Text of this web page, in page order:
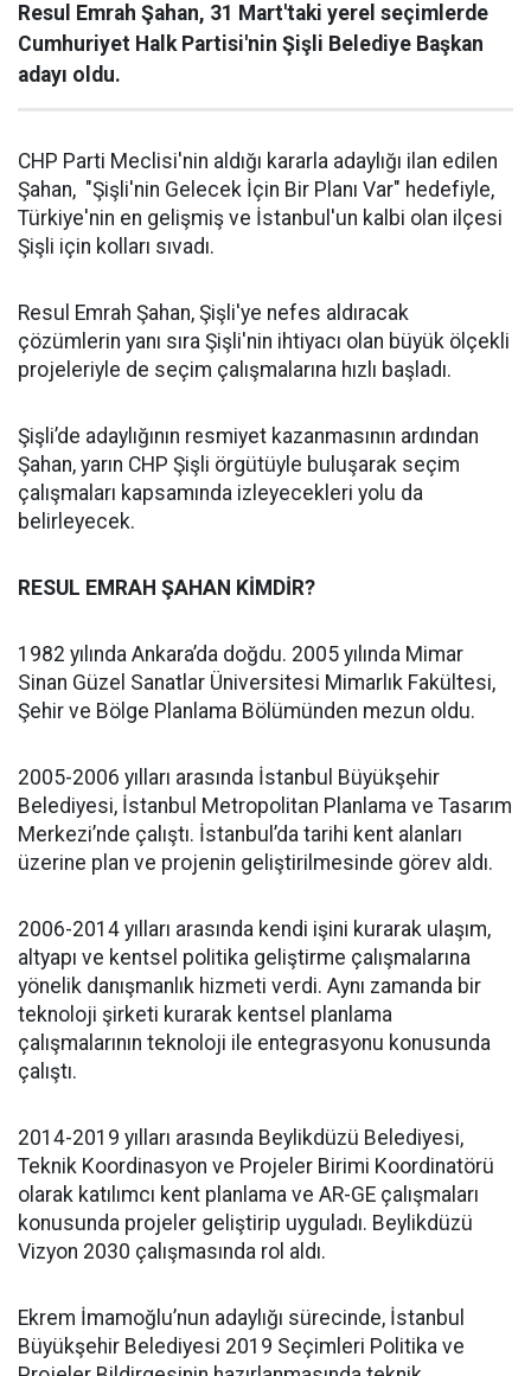
Resul Emrah Şahan, 31 Mart'taki yerel seçimlerde
Cumhuriyet Halk Partisi'nin Şişli Belediye Başkan
adayı oldu.
CHP Parti Meclisi'nin aldığı kararla adaylığı ilan edilen
Şahan, "Şişli'nin Gelecek İçin Bir Planı Var" hedefiyle,
Türkiye'nin en gelişmiş ve İstanbul'un kalbi olan ilçesi
Şişli için kolları sıvadı.
Resul Emrah Şahan, Şişli'ye nefes aldıracak
çözümlerin yanı sıra Şişli'nin ihtiyacı olan büyük ölçekli
projeleriyle de seçim çalışmalarına hızlı başladı.
Şişli’de adaylığının resmiyet kazanmasının ardından
Şahan, yarın CHP Şişli örgütüyle buluşarak seçim
çalışmaları kapsamında izleyecekleri yolu da
belirleyecek.
RESUL EMRAH ŞAHAN KİMDİR?
1982 yılında Ankara’da doğdu. 2005 yılında Mimar
Sinan Güzel Sanatlar Üniversitesi Mimarlık Fakültesi,
Şehir ve Bölge Planlama Bölümünden mezun oldu.
2005-2006 yılları arasında İstanbul Büyükşehir
Belediyesi, İstanbul Metropolitan Planlama ve Tasarım
Merkezi’nde çalıştı. İstanbul’da tarihi kent alanları
üzerine plan ve projenin geliştirilmesinde görev aldı.
2006-2014 yılları arasında kendi işini kurarak ulaşım,
altyapı ve kentsel politika geliştirme çalışmalarına
yönelik danışmanlık hizmeti verdi. Aynı zamanda bir
teknoloji şirketi kurarak kentsel planlama
çalışmalarının teknoloji ile entegrasyonu konusunda
çalıştı.
2014-2019 yılları arasında Beylikdüzü Belediyesi,
Teknik Koordinasyon ve Projeler Birimi Koordinatörü
olarak katılımcı kent planlama ve AR-GE çalışmaları
konusunda projeler geliştirip uyguladı. Beylikdüzü
Vizyon 2030 çalışmasında rol aldı.
Ekrem İmamoğlu’nun adaylığı sürecinde, İstanbul
Büyükşehir Belediyesi 2019 Seçimleri Politika ve